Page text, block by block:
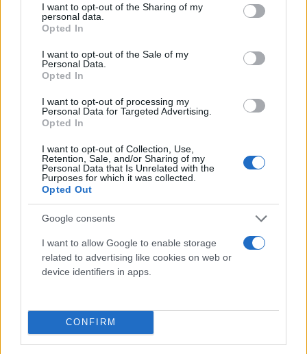
not limited to your visit or usage behaviour. You may click to
grant or deny consent to Google and its third-party tags to
use your data for below specified purposes in below Google
consent section.
I want to opt-out of the Sharing of my
personal data.
Opted In
I want to opt-out of the Sale of my
Personal Data.
Opted In
I want to opt-out of processing my
Personal Data for Targeted Advertising.
Opted In
I want to opt-out of Collection, Use,
Retention, Sale, and/or Sharing of my
Personal Data that Is Unrelated with the
Purposes for which it was collected.
Opted Out
Google consents
I want to allow Google to enable storage
related to advertising like cookies on web or
device identifiers in apps.
CONFIRM
Τέλος, προβλέπεται η δημιουργία δρόμου
περιμετρικά των εξωτερικών ορίων των
εγκαταστάσεων των φυλακών, όπως και η